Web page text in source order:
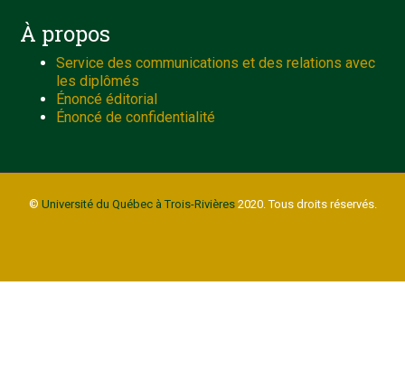
À propos
Service des communications et des relations avec
les diplômés
Énoncé éditorial
Énoncé de confidentialité
© Université du Québec à Trois-Rivières2020. Tous droits réservés.